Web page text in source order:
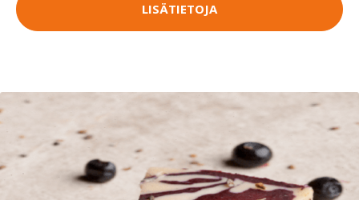
LISÄTIETOJA